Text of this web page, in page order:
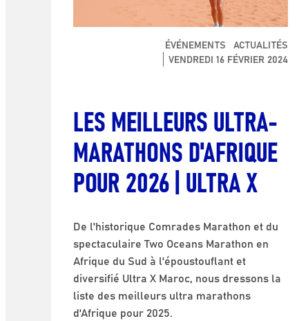
ÉVÉNEMENTS
ACTUALITÉS
VENDREDI 16 FÉVRIER 2024
LES MEILLEURS ULTRA-
MARATHONS D'AFRIQUE
POUR 2026 | ULTRA X
De l'historique Comrades Marathon et du
spectaculaire Two Oceans Marathon en
Afrique du Sud à l'époustouflant et
diversifié Ultra X Maroc, nous dressons la
liste des meilleurs ultra marathons
d'Afrique pour 2025.